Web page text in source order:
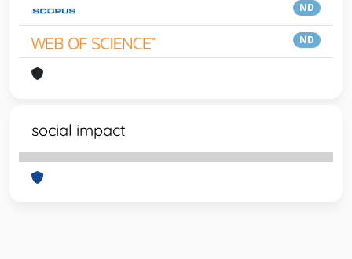
ND
ND
social impact